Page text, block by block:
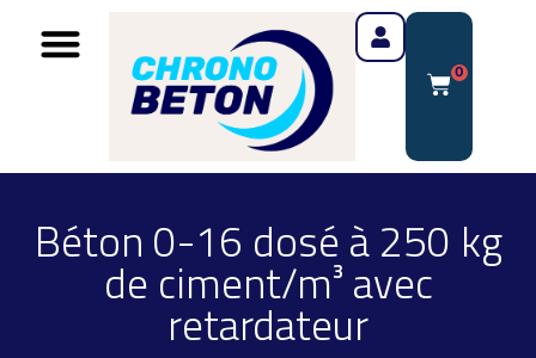
0
Béton 0-16 dosé à 250 kg
de ciment/m³ avec
retardateur